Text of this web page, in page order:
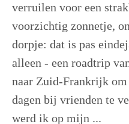
verruilen voor een
voorzichtig zonnetje,
dorpje: dat is pas
alleen - een roadtrip
naar Zuid-Frankrijk om
dagen bij vrienden te
werd ik op mijn ...